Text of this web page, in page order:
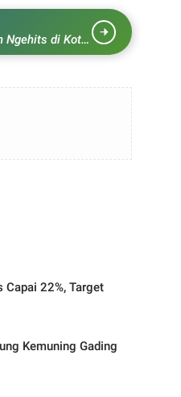
Ngehits di Kota
Capai 22%, Target
Kemuning Gading